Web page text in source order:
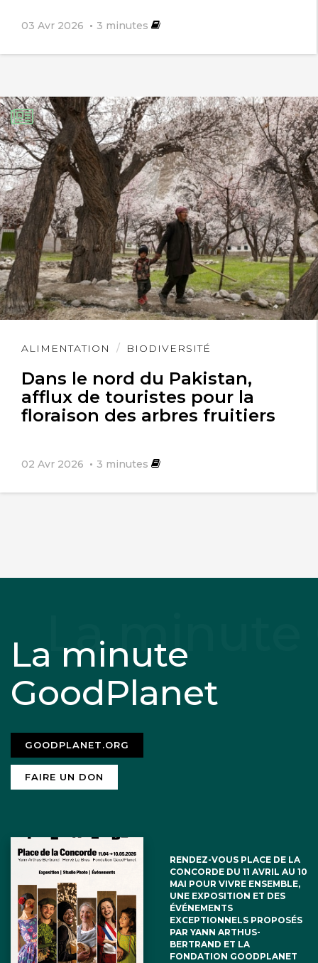
03 Avr 2026 3 minutes
ALIMENTATION BIODIVERSITÉ
Dans le nord du Pakistan,
afflux de touristes pour la
floraison des arbres fruitiers
02 Avr 2026 3 minutes
Lire
La minute
GoodPlanet
GOODPLANET.ORG
FAIRE UN DON
RENDEZ-VOUS PLACE DE LA
CONCORDE DU 11 AVRIL AU 10
MAI POUR VIVRE ENSEMBLE,
UNE EXPOSITION ET DES
ÉVÉNEMENTS
EXCEPTIONNELS PROPOSÉS
PAR YANN ARTHUS-
BERTRAND ET LA
FONDATION GOODPLANET